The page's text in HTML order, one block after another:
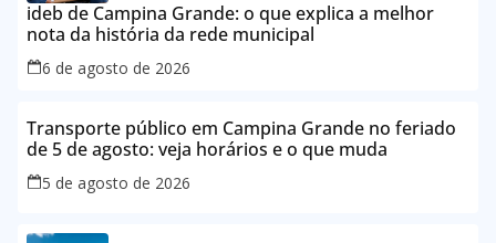
ideb de Campina Grande: o que explica a melhor
nota da história da rede municipal
6 de agosto de 2026
Transporte público em Campina Grande no feriado
de 5 de agosto: veja horários e o que muda
5 de agosto de 2026